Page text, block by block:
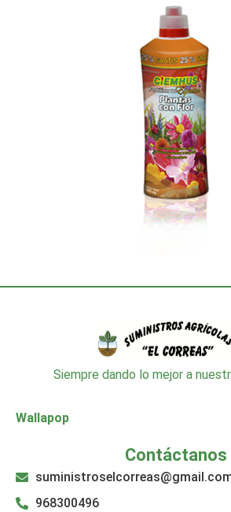
Siempre dando lo mejor a
Wallapop
Contáctanos
968300496